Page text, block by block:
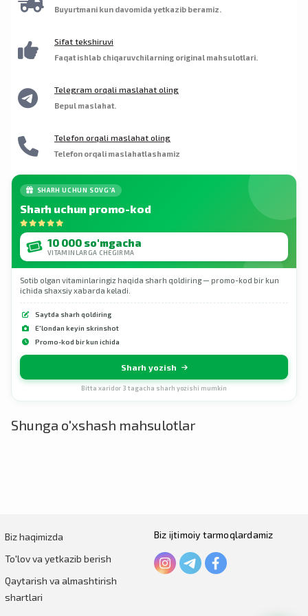
bilan maslahatlashing.
Buyurtmani kun davomida yetkazib beramiz.
Sifat tekshiruvi
Faqat ishlab chiqaruvchilarning original mahsulotlari.
Telegram orqali maslahat oling
Bepul maslahat.
Telefon orqali maslahat oling
Telefon orqali maslahatlashamiz
SHARH UCHUN SOVG'A
Sharh uchun promo-kod
10 000 so'mgacha
VITAMINLARGA CHEGIRMA
Sotib olgan vitaminlaringiz haqida sharh qoldiring — promo-kod bir kun
ichida shaxsiy xabarda keladi.
Saytda sharh qoldiring
E'londan keyin skrinshot
Promo-kod bir kun ichida
Sharh yozish
Bitta xaridor 3 tagacha sharh yozishi mumkin
Shunga o'xshash mahsulotlar
Biz haqimizda
To'lov va yetkazib berish
Qaytarish va almashtirish
shartlari
Biz ijtimoiy tarmoqlardamiz